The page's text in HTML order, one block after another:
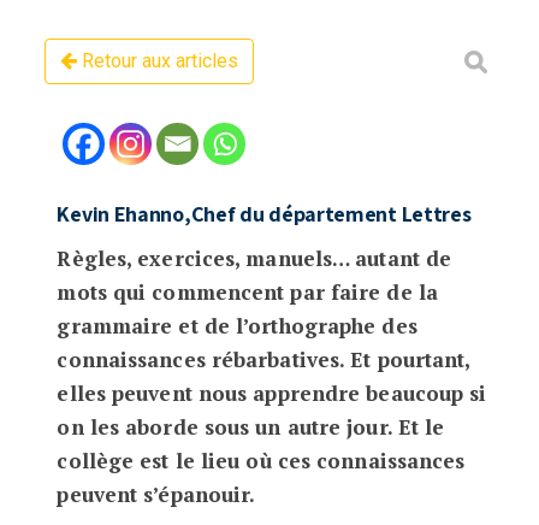
Retour aux articles
Travailler la grammaire et
Kevin Ehanno,Chef du département Lettres
Règles, exercices, manuels… autant de
mots qui commencent par faire de la
grammaire et de l’orthographe des
connaissances rébarbatives. Et pourtant,
elles peuvent nous apprendre beaucoup si
on les aborde sous un autre jour. Et le
collège est le lieu où ces connaissances
peuvent s’épanouir.